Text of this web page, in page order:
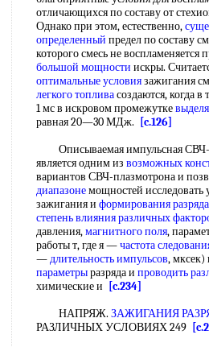
отличающихся по составу от
Однако при этом, естественно,
определенный предел по составу
которого смесь не воспламеняется
большой мощности искры.
оптимальные условиязажигания
легкого топливасоздаются, когда
1 мс в искровом промежутке
равная 20—30 МДж.
[c.126]
Описываемая импульсная СВЧ-
является одним из возможных
вариантов СВЧ-плазмотрона и
диапазонемощностей исследовать
зажигания и формирования разряда
степень влияния различных
давления,магнитного поля,
работы т, где я —частота
—длительность импульсов, мксек)
параметрыразряда и проводить
химические и
[c.234]
НАПРЯЖ. ЗАЖИГАНИЯ
РАЗЛИЧНЫХ УСЛОВИЯХ 249